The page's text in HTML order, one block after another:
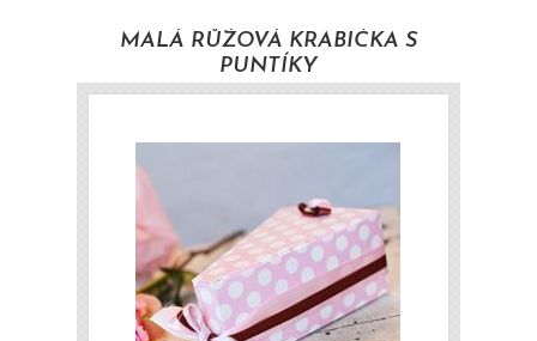
MALÁ RŮŽOVÁ KRABIČKA S
PUNTÍKY